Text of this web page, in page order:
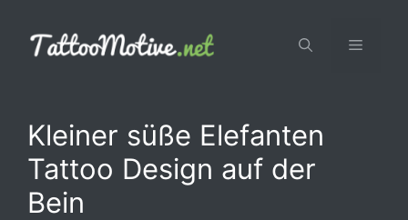
Inhalt
springen
Menü
Kleiner süße Elefanten
Tattoo Design auf der
Bein